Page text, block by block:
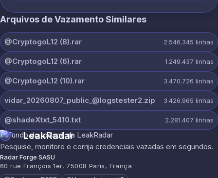
Arquivos de Vazamento Similares
@CryptogoL12 (8).rar 2.546.345 linhas
@CryptogoL12 (6).rar 1.249.437 linhas
@CryptogoL12 (10).rar 3.470.726 linhas
vidar_20260807_public_@logstester2.zip 3.426.965 linhas
@shadeXtxt_5410.txt 2.281.407 linhas
LeakRadar
Pesquise, monitore e corrija credenciais vazadas em segundos.
Radar Forge SASU
60 rue François 1er, 75008 Paris, França